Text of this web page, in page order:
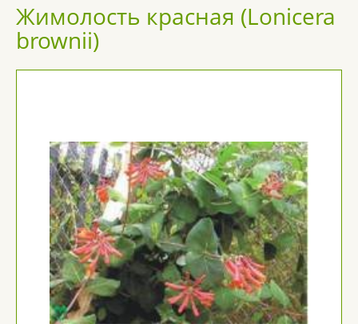
Жимолость красная (Lonicera
brownii)